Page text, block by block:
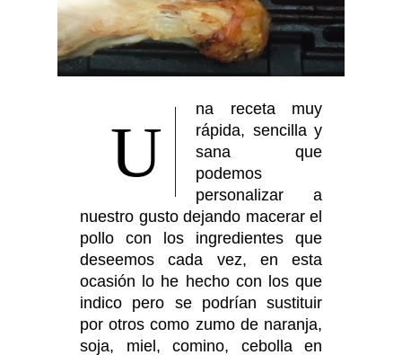
U
na receta muy
rápida, sencilla y
sana que
podemos
personalizar a
nuestro gusto dejando macerar el
pollo con los ingredientes que
deseemos cada vez, en esta
ocasión lo he hecho con los que
indico pero se podrían sustituir
por otros como zumo de naranja,
soja, miel, comino, cebolla en